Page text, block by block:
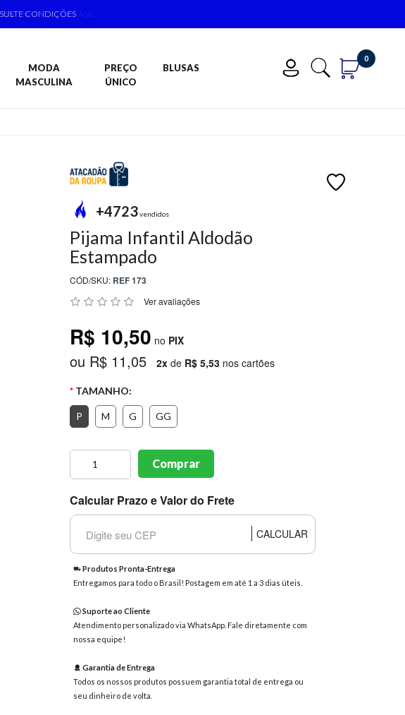
CONDIÇÕES
MODA
MASCULINA
PREÇO
ÚNICO
BLUSAS
0
+4723vendidos
Pijama Infantil Aldodão
Estampado
CÓD/SKU: REF 173
Ver avaliações
R$ 10,50 no PIX
ou R$ 11,05 2xde R$ 5,53nos cartões
TAMANHO:
P M G GG
Comprar
Calcular Prazo e Valor do Frete
CALCULAR
Produtos Pronta-Entrega
Entregamos para todo o Brasil! Postagem em até 1 a 3 dias úteis.
Suporte ao Cliente
Atendimento personalizado via WhatsApp. Fale diretamente com
nossa equipe!
Garantia de Entrega
Todos os nossos produtos possuem garantia total de entrega ou
seu dinheiro de volta.